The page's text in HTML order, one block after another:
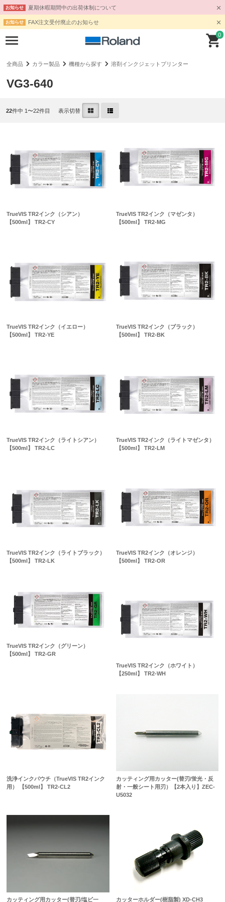
お知らせ 夏期休暇期間中の出荷体制について
お知らせ FAX注文受付廃止のお知らせ
0
全商品 カラー製品 機種から探す 溶剤インクジェットプリンター
VG3-640
22件中 1〜22件目 表示切替
TrueVIS TR2インク（シアン）
【500ml】 TR2-CY
TrueVIS TR2インク（マゼンタ）
【500ml】 TR2-MG
TrueVIS TR2インク（イエロー）
【500ml】 TR2-YE
TrueVIS TR2インク（ブラック）
【500ml】 TR2-BK
TrueVIS TR2インク（ライトシアン）
【500ml】 TR2-LC
TrueVIS TR2インク（ライトマゼンタ）
【500ml】 TR2-LM
TrueVIS TR2インク（ライトブラック）
【500ml】 TR2-LK
TrueVIS TR2インク（オレンジ）
【500ml】 TR2-OR
TrueVIS TR2インク（グリーン）
【500ml】 TR2-GR
TrueVIS TR2インク（ホワイト）
【250ml】 TR2-WH
洗浄インクパウチ（TrueVIS TR2インク
用） 【500ml】 TR2-CL2
カッティング用カッター(替刃/蛍光・反
射・一般シート用刃）【2本入り】ZEC-
U5032
カッティング用カッター(替刃/塩ビ一 カッターホルダー(樹脂製) XD-CH3